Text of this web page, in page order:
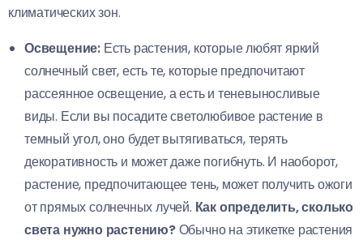
климатических зон.
Освещение: Есть растения, которые любят яркий
солнечный свет, есть те, которые предпочитают
рассеянное освещение, а есть и теневыносливые
виды. Если вы посадите светолюбивое растение в
темный угол, оно будет вытягиваться, терять
декоративность и может даже погибнуть. И наоборот,
растение, предпочитающее тень, может получить ожоги
от прямых солнечных лучей. Как определить, сколько
света нужно растению?Обычно на этикетке растения